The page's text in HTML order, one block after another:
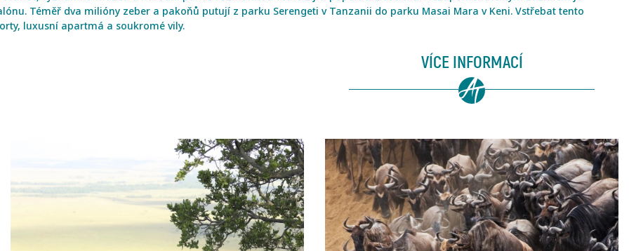
Téměř dva milióny zeber a pakoňů putují z parku Serengeti v Tanzanii do parku Masai Mara v Keni. Vstřebat tento
luxusní apartmá a soukromé vily.
VÍCE INFORMACÍ